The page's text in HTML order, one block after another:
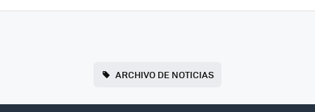
ARCHIVO DE NOTICIAS